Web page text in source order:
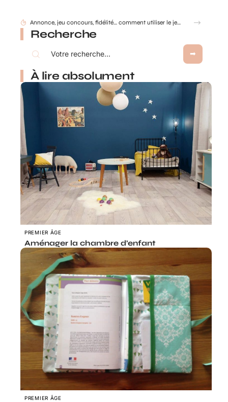
Annonce, jeu concours, fidélité… comment utiliser le jeu à gratter personnalisé ?
Recherche
À lire absolument
PREMIER ÂGE
Aménager la chambre d’enfant
PREMIER ÂGE